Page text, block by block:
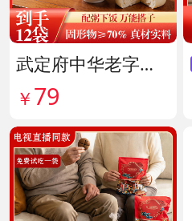
武定府中华老字号酱香八宝菜超值组 货号142007
￥ 79